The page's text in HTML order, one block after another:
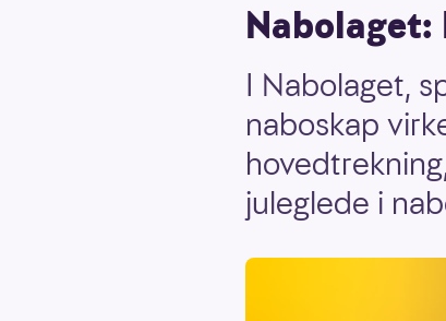
I Nabolaget,
naboskap
juleglede i